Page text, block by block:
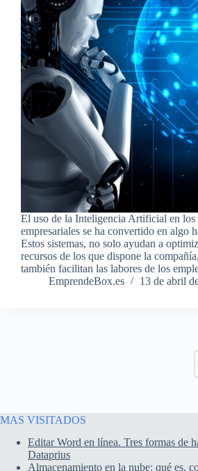
El uso de la Inteligencia Artificial en los
empresariales se ha convertido en algo
Estos sistemas, no solo ayudan a
recursos de los que dispone la
también facilitan las labores de los
EmprendeBox.es
13 de abril
MAS VISITADOS
Editar Word en línea. Tres formas de
Dataprius
Almacenamiento en la nube: qué es,